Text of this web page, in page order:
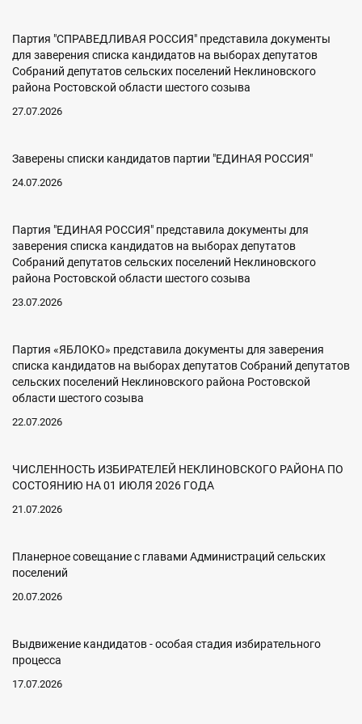
Партия "СПРАВЕДЛИВАЯ РОССИЯ" представила документы
для заверения списка кандидатов на выборах депутатов
Собраний депутатов сельских поселений Неклиновского
района Ростовской области шестого созыва
27.07.2026
Заверены списки кандидатов партии "ЕДИНАЯ РОССИЯ"
24.07.2026
Партия "ЕДИНАЯ РОССИЯ" представила документы для
заверения списка кандидатов на выборах депутатов
Собраний депутатов сельских поселений Неклиновского
района Ростовской области шестого созыва
23.07.2026
Партия «ЯБЛОКО» представила документы для заверения
списка кандидатов на выборах депутатов Собраний депутатов
сельских поселений Неклиновского района Ростовской
области шестого созыва
22.07.2026
ЧИСЛЕННОСТЬ ИЗБИРАТЕЛЕЙ НЕКЛИНОВСКОГО РАЙОНА ПО
СОСТОЯНИЮ НА 01 ИЮЛЯ 2026 ГОДА
21.07.2026
Планерное совещание с главами Администраций сельских
поселений
20.07.2026
Выдвижение кандидатов - особая стадия избирательного
процесса
17.07.2026